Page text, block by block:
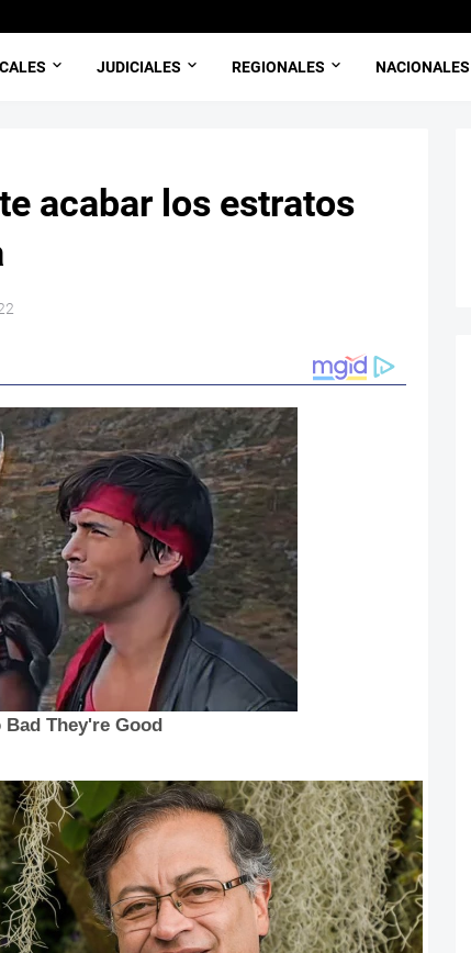
JUDICIALES REGIONALES NACIONALES
acabar los estratos